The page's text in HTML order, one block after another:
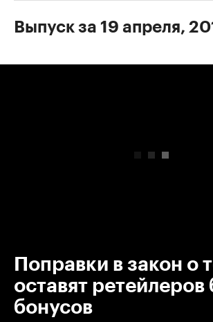
Выпуск за 19 апреля,
Поправки в закон о
оставят ретейлеров
бонусов